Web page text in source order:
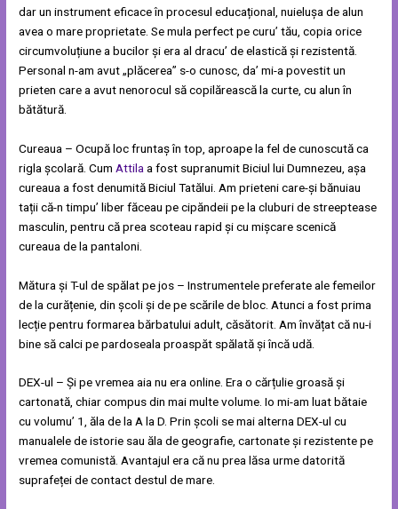
dar un instrument eficace în procesul educațional, nuielușa de alun
avea o mare proprietate. Se mula perfect pe curu’ tău, copia orice
circumvoluțiune a bucilor și era al dracu’ de elastică și rezistentă.
Personal n-am avut „plăcerea” s-o cunosc, da’ mi-a povestit un
prieten care a avut nenorocul să copilărească la curte, cu alun în
bătătură.
Cureaua – Ocupă loc fruntaș în top, aproape la fel de cunoscută ca
rigla școlară. Cum Attila a fost supranumit Biciul lui Dumnezeu, așa
cureaua a fost denumită Biciul Tatălui. Am prieteni care-și bănuiau
tații că-n timpu’ liber făceau pe cipăndeii pe la cluburi de streeptease
masculin, pentru că prea scoteau rapid și cu mișcare scenică
cureaua de la pantaloni.
Mătura și T-ul de spălat pe jos – Instrumentele preferate ale femeilor
de la curățenie, din școli și de pe scările de bloc. Atunci a fost prima
lecție pentru formarea bărbatului adult, căsătorit. Am învățat că nu-i
bine să calci pe pardoseala proaspăt spălată și încă udă.
DEX-ul – Și pe vremea aia nu era online. Era o cărțulie groasă și
cartonată, chiar compus din mai multe volume. Io mi-am luat bătaie
cu volumu’ 1, ăla de la A la D. Prin școli se mai alterna DEX-ul cu
manualele de istorie sau ăla de geografie, cartonate și rezistente pe
vremea comunistă. Avantajul era că nu prea lăsa urme datorită
suprafeței de contact destul de mare.